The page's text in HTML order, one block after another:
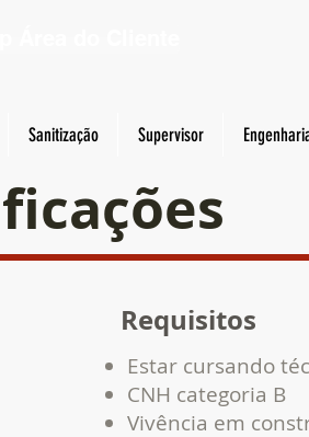
Sanitização Supervisor
Requisitos
Estar cursando
CNH categoria B
Vivência em